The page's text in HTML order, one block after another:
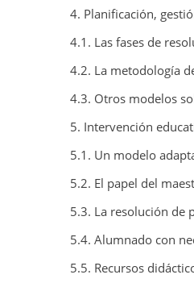
4. Planificación,
4.1. Las fases de
4.2. La metodología
4.3. Otros modelos
5. Intervención
5.1. Un modelo
5.2. El papel del
5.3. La resolución de
5.4. Alumnado con
5.5. Recursos